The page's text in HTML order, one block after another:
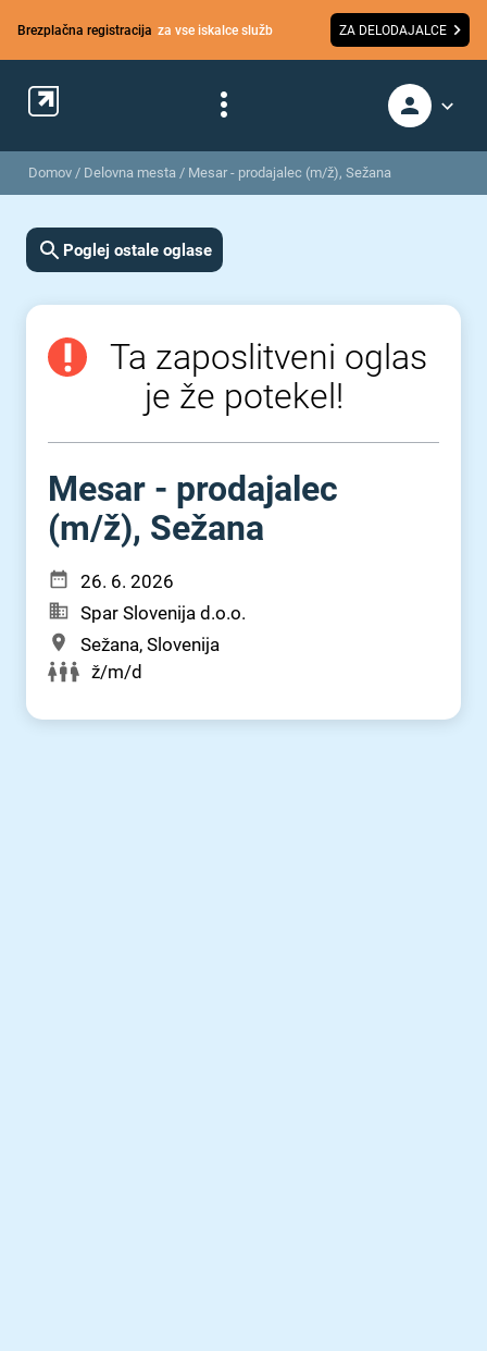
Brezplačna registracija za vse iskalce služb ZA DELODAJALCE
Domov / Delovna mesta / Mesar - prodajalec (m/ž), Sežana
Poglej ostale oglase
Ta zaposlitveni oglas
je že potekel!
Mesar - prodajalec
(m⁠/⁠ž), Sežana
26. 6. 2026
Spar Slovenija d.o.o.
Sežana, Slovenija
ž/m/d